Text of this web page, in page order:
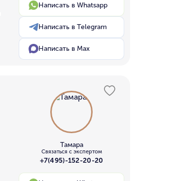
Написать в Whatsapp
Написать в Telegram
Написать в Max
Тамара
Связаться с экспертом
+7(495)-152-20-20